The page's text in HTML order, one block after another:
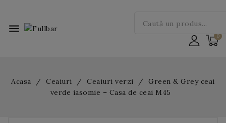
menu
Acasa Ceaiuri Ceaiuri verzi
Green & Grey ceai
verde iasomie – Casa de ceai M45